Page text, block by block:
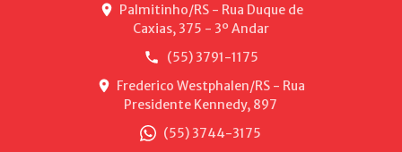
Palmitinho/RS - Rua Duque de
Caxias, 375 - 3º Andar
(55) 3791-1175
Frederico Westphalen/RS - Rua
Presidente Kennedy, 897
(55) 3744-3175